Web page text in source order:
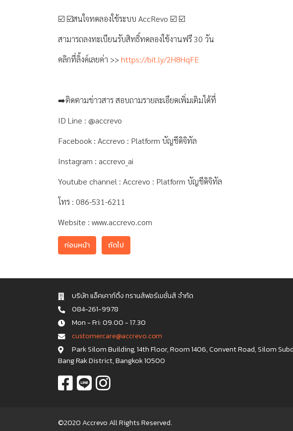
☑️ ☑️สนใจทดลองใช้ระบบ AccRevo ☑️ ☑️
สามารถลงทะเบียนรับสิทธิ์ทดลองใช้งานฟรี 30 วัน
คลิกที่ลิ้งค์เลยค่า >>https://bit.ly/2H8HqFE
➡️ติดตามข่าวสาร สอบถามรายละเอียดเพิ่มเติมได้ที่
ID Line : @accrevo
Facebook : Accrevo : Platform บัญชีดิจิทัล
Instagram : accrevo_ai
Youtube channel : Accrevo : Platform บัญชีดิจิทัล
โทร : 086-531-6211
Website : www.accrevo.com
ก่อนหน้า ถัดไป
บริษัท แอ็คเคาท์ติ้ง ทรานส์ฟอร์เมชั่นส์ จำกัด
084-261-9978
Mon - Fri: 09.00 - 17.30
c u s t o m e r c a r e @ a c c r e v o . c o m
Park Silom Building, 14th Floor, Room 1406, Convent Road, Silom
Bang Rak District, Bangkok 10500
©2020 Accrevo All Rights Reserved.